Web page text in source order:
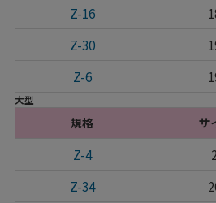
Z-16
Z-30
Z-6
大型
規格 サ
Z-4
Z-34